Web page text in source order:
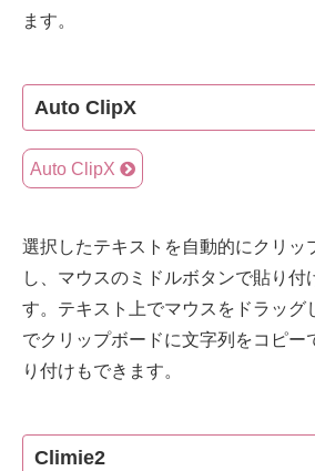
ます。
Auto ClipX
Auto ClipX
選択したテキストを自動的にクリッ
し、マウスのミドルボタンで貼り付
す。テキスト上でマウスをドラッグ
でクリップボードに文字列をコピー
り付けもできます。
Climie2